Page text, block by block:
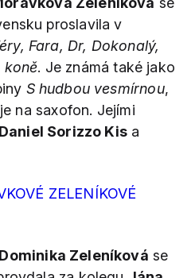
proslavila v
Fara, Dr, Dokonalý,
koně. Je známá také jako
S hudbou vesmírnou,
na saxofon. Jejími
Daniel Sorizzo Kis a
ZELENÍKOVÉ
Dominika Zeleníková se